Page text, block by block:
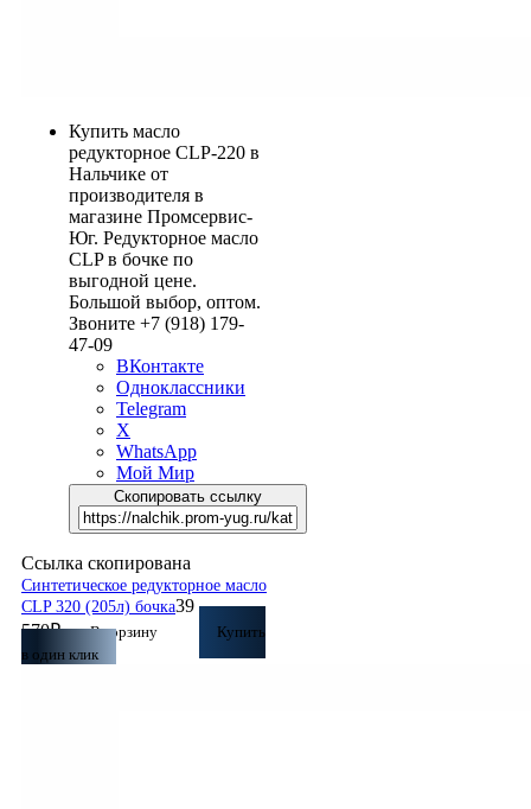
Купить масло
редукторное CLP-220 в
Нальчике от
производителя в
магазине Промсервис-
Юг. Редукторное масло
CLP в бочке по
выгодной цене.
Большой выбор, оптом.
Звоните +7 (918) 179-
47-09
ВКонтакте
Одноклассники
Telegram
X
WhatsApp
Мой Мир
Скопировать ссылку
Ссылка скопирована
Синтетическое редукторное масло
CLP 320 (205л) бочка39
570₽ В корзину
Купить
в один клик